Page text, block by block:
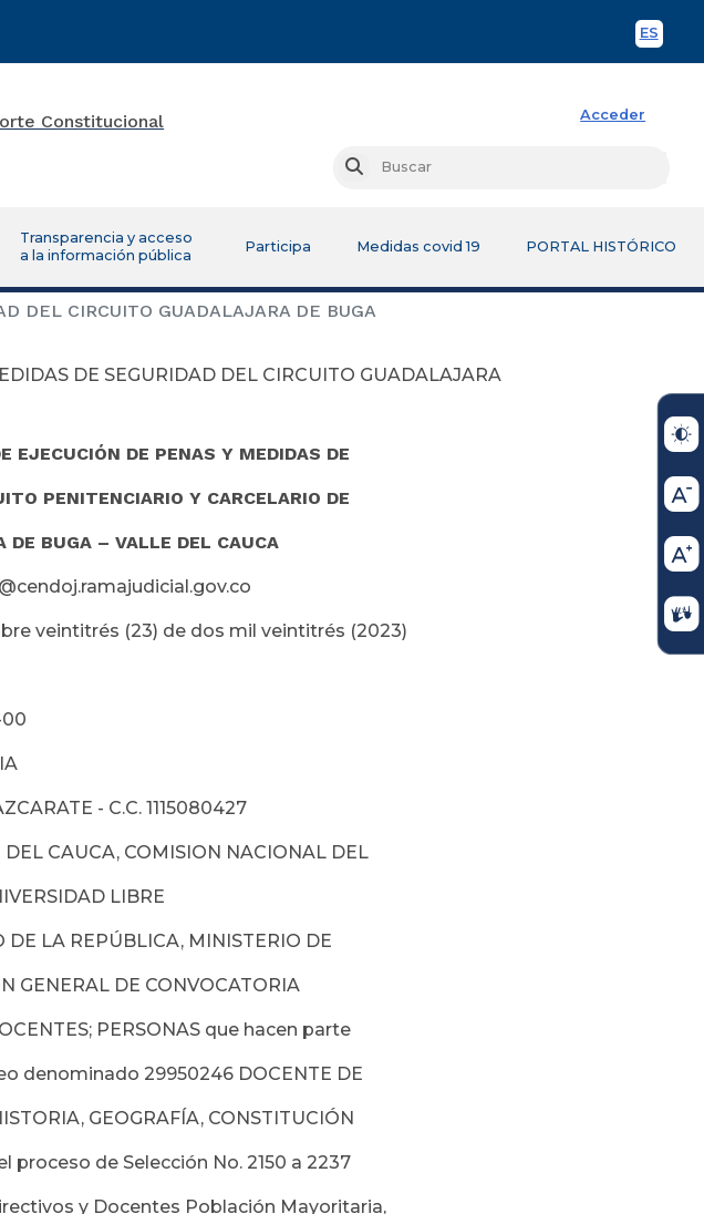
ES
Acceder
Buscar
Transparencia y acceso
a la información pública
Participa Medidas covid 19 PORTAL HISTÓRICO
DEL CIRCUITO GUADALAJARA DE BUGA
DE SEGURIDAD DEL CIRCUITO GUADALAJARA
EJECUCIÓN DE PENAS Y MEDIDAS DE
PENITENCIARIO Y CARCELARIO DE
DE BUGA – VALLE DEL CAUCA
veintitrés (23) de dos mil veintitrés (2023)
00
- C.C. 1115080427
CAUCA, COMISION NACIONAL DEL
LIBRE
DE LA REPÚBLICA, MINISTERIO DE
DE CONVOCATORIA
PERSONAS que hacen parte
29950246 DOCENTE DE
GEOGRAFÍA, CONSTITUCIÓN
de Selección No. 2150 a 2237
y Docentes Población Mayoritaria,